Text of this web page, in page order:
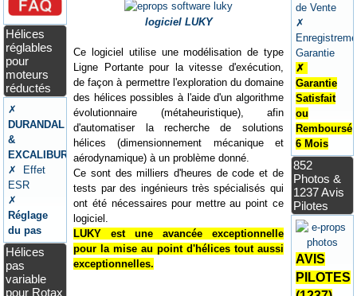
Hélices
réglables
pour
moteurs
réductés
✗
DURANDAL
&
EXCALIBUR
✗ Effet
ESR
✗
Réglage
du pas
Hélices
pas
variable
pour Rotax
logiciel LUKY
Ce logiciel utilise une modélisation de type
Ligne Portante pour la vitesse d'exécution,
de façon à permettre l'exploration du domaine
des hélices possibles à l'aide d'un algorithme
évolutionnaire (métaheuristique), afin
d'automatiser la recherche de solutions
hélices (dimensionnement mécanique et
aérodynamique) à un problème donné.
Ce sont des milliers d'heures de code et de
tests par des ingénieurs très spécialisés qui
ont été nécessaires pour mettre au point ce
logiciel.
LUKY est une avancée exceptionnelle
pour la mise au point d'hélices tout aussi
exceptionnelles.
de Vente
✗
Garantie
✗
Garantie
Satisfait
ou
Remboursé
6 Mois
852
Photos &
1237 Avis
Pilotes
AVIS
PILOTES